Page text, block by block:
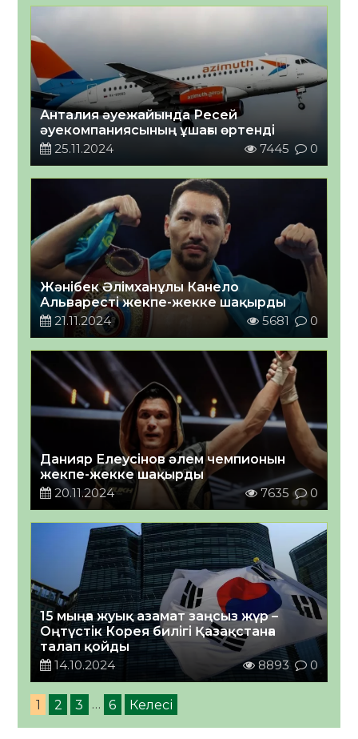
Анталия әуежайында Ресей
әуекомпаниясының ұшағы өртенді
25.11.2024
7445 0
Жәнібек Әлімханұлы Канело
Альваресті жекпе-жекке шақырды
21.11.2024
5681 0
Данияр Елеусінов әлем чемпионын
жекпе-жекке шақырды
20.11.2024
7635 0
15 мыңға жуық азамат заңсыз жүр –
Оңтүстік Корея билігі Қазақстанға
талап қойды
14.10.2024
8893 0
1 2 3 … 6 Келесі